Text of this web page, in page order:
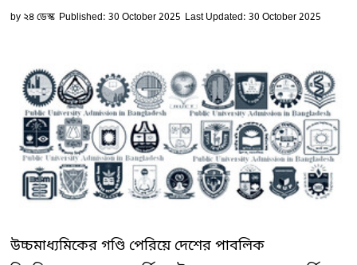
by২৪ ডেস্ক Published: 30 October 2025 Last Updated: 30 October 2025
উচ্চমাধ্যমিকের গণ্ডি পেরিয়ে দেশের পাবলিক